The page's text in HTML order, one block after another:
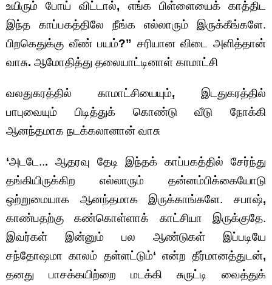
உயிரும் போய் விட்டால், எங்க பிள்ளையைக் காத்திட
இந்த காப்பகத்திலே நீங்க எல்லாரும் இருக்கீங்களே.
பிறகெதுக்கு வீண் பயம்?” சரியான விடை அளித்தான்
வாசு. ஆமோதித்து தலையாட்டினாள் காமாட்சி
வலதுகரத்தில் காமாட்சியையும், இடதுகரத்தில்
பாபுவையும் பிடித்துக் கொண்டு வீடு நோக்கி
ஆனந்தமாக நடக்கலானான் வாசு
‘அடடே... ஆதரவு தேடி இந்தக் காப்பகத்தில் சேர்ந்து
தங்கியிருக்கிற எல்லாரும் தன்னம்பிக்கையோடு
ஒற்றுமையாக ஆனந்தமாக இருக்காங்களே. சபாஷ்,
காண்பதற்கு கண்கொள்ளாக் காட்சியா இருக்குதே.
இவர்கள் இன்னும் பல ஆண்டுகள் இப்படியே
சந்தோஷமா காலம் தள்ளட்டும்‘ என்ற தீர்மானத்துடன்,
தனது பாசக்கயிற்றை மடக்கி சுருட்டி வைத்துக்